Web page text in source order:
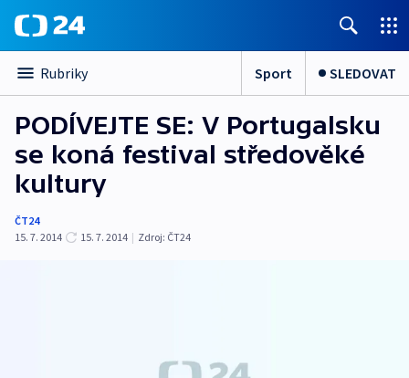
Rubriky Sport SLEDOVAT
PODÍVEJTE SE: V Portugalsku
se koná festival středověké
kultury
ČT24
15. 7. 2014
15. 7. 2014 | Zdroj: ČT24